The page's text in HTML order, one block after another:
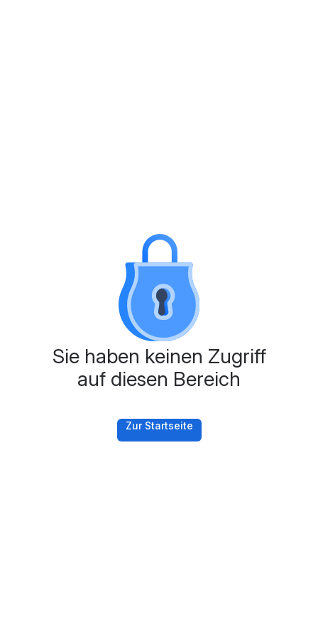
Sie haben keinen Zugriff
auf diesen Bereich
Zur Startseite